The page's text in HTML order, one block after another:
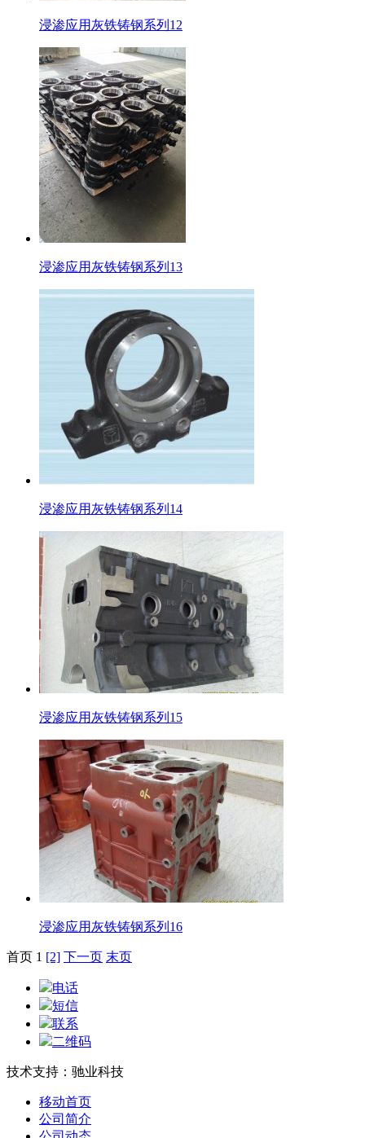
浸渗应用灰铁铸钢系列12
浸渗应用灰铁铸钢系列13
浸渗应用灰铁铸钢系列14
浸渗应用灰铁铸钢系列15
浸渗应用灰铁铸钢系列16
首页 1 [2] 下一页 末页
电话
短信
联系
二维码
技术支持：驰业科技
移动首页
公司简介